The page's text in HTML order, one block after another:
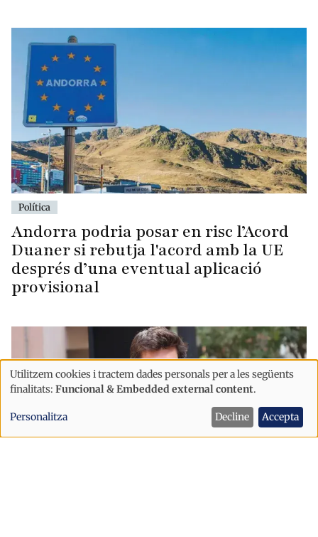
Política
Andorra podria posar en risc l’Acord
Duaner si rebutja l'acord amb la UE
després d’una eventual aplicació
provisional
Ús
de
dades
Utilitzem cookies i tractem dades personals per a les següents
finalitats: Funcional & Embedded external content.
Personalitza Decline Accepta